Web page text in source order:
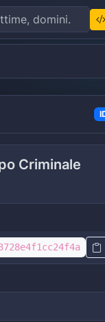
Criminale